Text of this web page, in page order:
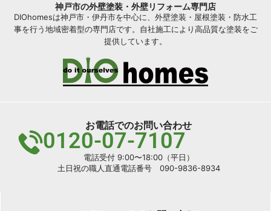
神戸市の外壁塗装・外壁リフォーム専門店
DIOhomesは神戸市・伊丹市を中心に、外壁塗装・屋根塗装・防水工
事を行う地域密着型の専門店です。自社施工により高品質な塗装をご
提供しています。
お電話でのお問い合わせ
0120-07-7107
電話受付 9:00〜18:00（平日）
土日祝の職人直通電話番号 090-9836-8934